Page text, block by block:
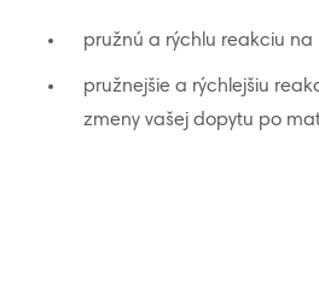
pružnú a rýchlu reakciu
pružnejšie a rýchlejšiu
zmeny vašej dopytu po